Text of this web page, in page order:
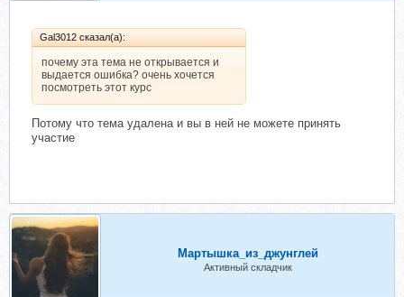
Gal3012 сказал(а):
почему эта тема не открывается и
выдается ошибка? очень хочется
посмотреть этот курс
Потому что тема удалена и вы в ней не можете принять
участие
Мартышка_из_джунглей
Активный складчик